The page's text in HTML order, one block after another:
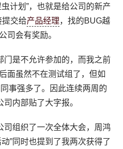
计划”，也就是给公司的新产
交给产品经理，找的BUG越
司会有奖励。
门是不允许参加的，而我之前
面虽然不在测试组了，但如
事强多了。因此连续两周的
司内部贴了大字报。
司组织了一次全体大会，周鸿
”同时也提到了我两次获得了